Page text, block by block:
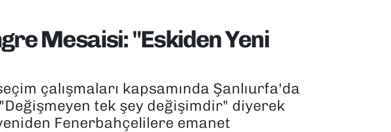
Mesaisi: "Eskiden Yeni
çalışmaları kapsamında Şanlıurfa'da
tek şey değişimdir" diyerek
Fenerbahçelilere emanet